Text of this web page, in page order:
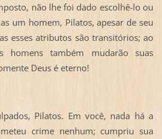
não lhe foi dado escolhê-lo ou
um homem, Pilatos, apesar de seu
esses atributos são transitórios; ao
homens também mudarão suas
Deus é eterno!
Pilatos. Em você, nada há a
crime nenhum; cumpriu sua